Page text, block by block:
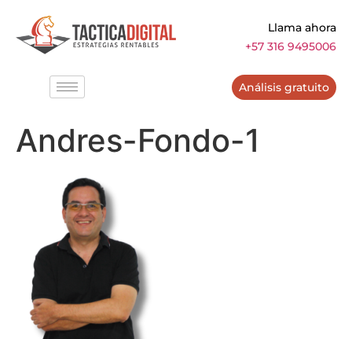
Llama ahora
+57 316 9495006
Análisis gratuito
Andres-Fondo-1